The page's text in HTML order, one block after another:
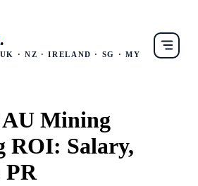
.
· NZ · IRELAND · SG · MY
AU Mining
ROI: Salary,